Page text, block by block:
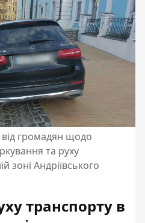
від громадян щодо
та руху
зоні Андріївського
транспорту в